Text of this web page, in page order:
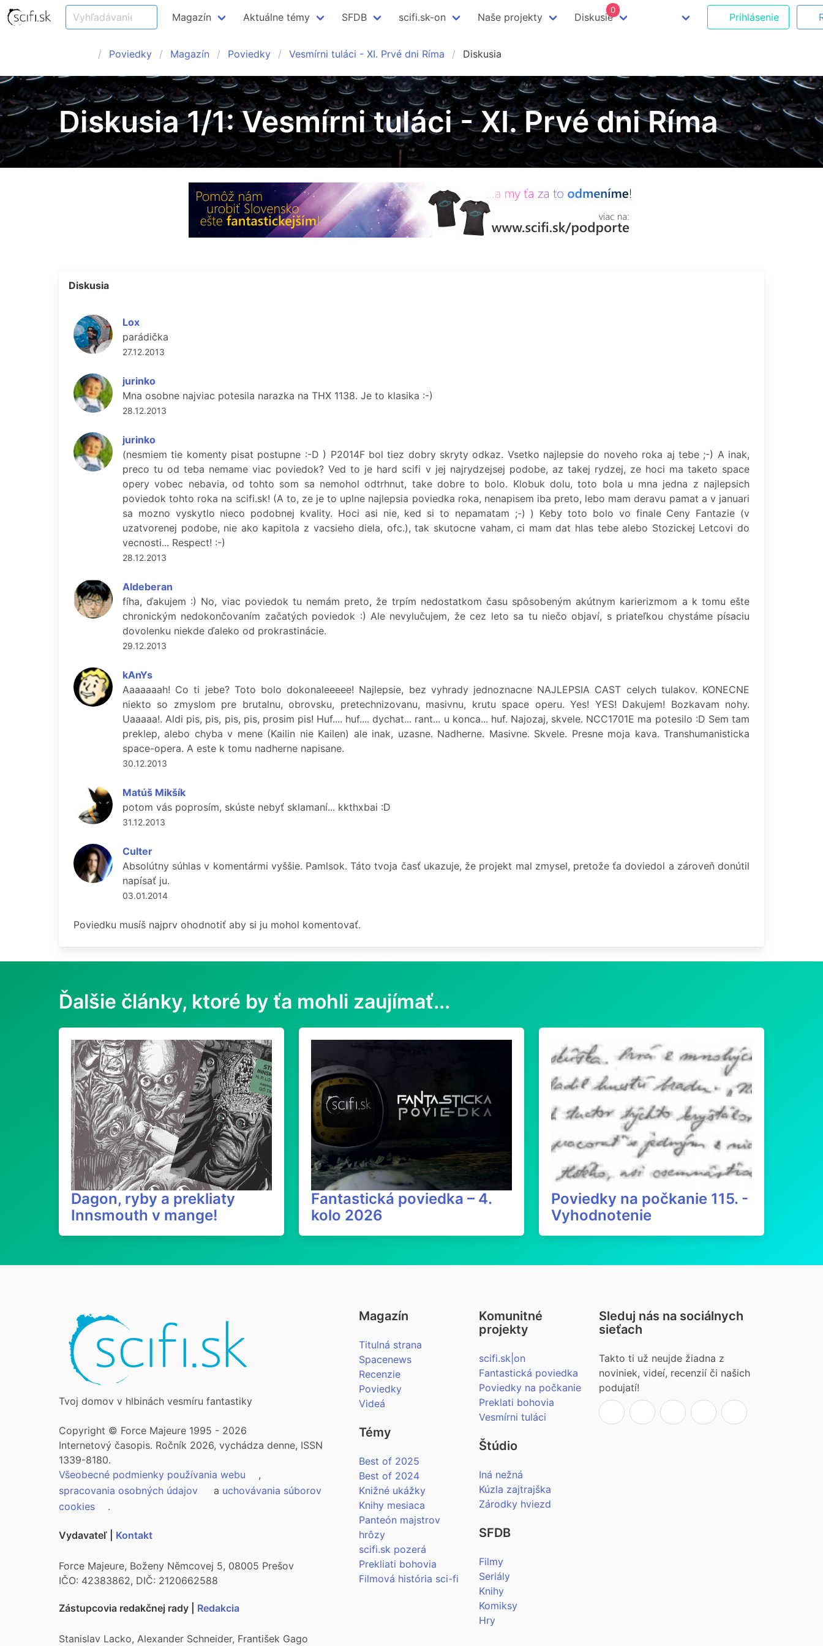
Magazín Aktuálne témy SFDB scifi.sk-on Naše projekty Diskusie
0
Prihlásenie
Poviedky Magazín Poviedky Vesmírni tuláci - XI. Prvé dni Ríma Diskusia
Diskusia 1/1: Vesmírni tuláci - XI. Prvé dni Ríma
Diskusia
Lox
parádička
27.12.2013
jurinko
Mna osobne najviac potesila narazka na THX 1138. Je to klasika :-)
28.12.2013
jurinko
(nesmiem tie komenty pisat postupne :-D ) P2014F bol tiez dobry skryty odkaz. Vsetko najlepsie do noveho roka aj tebe ;-) A inak,
preco tu od teba nemame viac poviedok? Ved to je hard scifi v jej najrydzejsej podobe, az takej rydzej, ze hoci ma taketo space
opery vobec nebavia, od tohto som sa nemohol odtrhnut, take dobre to bolo. Klobuk dolu, toto bola u mna jedna z najlepsich
poviedok tohto roka na scifi.sk! (A to, ze je to uplne najlepsia poviedka roka, nenapisem iba preto, lebo mam deravu pamat a v januari
sa mozno vyskytlo nieco podobnej kvality. Hoci asi nie, ked si to nepamatam ;-) ) Keby toto bolo vo finale Ceny Fantazie (v
uzatvorenej podobe, nie ako kapitola z vacsieho diela, ofc.), tak skutocne vaham, ci mam dat hlas tebe alebo Stozickej Letcovi do
vecnosti... Respect! :-)
28.12.2013
Aldeberan
fíha, ďakujem :) No, viac poviedok tu nemám preto, že trpím nedostatkom času spôsobeným akútnym karierizmom a k tomu ešte
chronickým nedokončovaním začatých poviedok :) Ale nevylučujem, že cez leto sa tu niečo objaví, s priateľkou chystáme písaciu
dovolenku niekde ďaleko od prokrastinácie.
29.12.2013
kAnYs
Aaaaaaah! Co ti jebe? Toto bolo dokonaleeeee! Najlepsie, bez vyhrady jednoznacne NAJLEPSIA CAST celych tulakov. KONECNE
niekto so zmyslom pre brutalnu, obrovsku, pretechnizovanu, masivnu, krutu space operu. Yes! YES! Dakujem! Bozkavam nohy.
Uaaaaa!. Aldi pis, pis, pis, pis, prosim pis! Huf.... huf.... dychat... rant... u konca... huf. Najozaj, skvele. NCC1701E ma potesilo :D Sem tam
preklep, alebo chyba v mene (Kailin nie Kailen) ale inak, uzasne. Nadherne. Masivne. Skvele. Presne moja kava. Transhumanisticka
space-opera. A este k tomu nadherne napisane.
30.12.2013
Matúš Mikšík
potom vás poprosím, skúste nebyť sklamaní... kkthxbai :D
31.12.2013
Culter
Absolútny súhlas v komentármi vyššie. Pamlsok. Táto tvoja časť ukazuje, že projekt mal zmysel, pretože ťa doviedol a zároveň donútil
napísať ju.
03.01.2014
Poviedku musíš najprv ohodnotiť aby si ju mohol komentovať.
Ďalšie články, ktoré by ťa mohli zaujímať...
Dagon, ryby a prekliaty
Innsmouth v mange!
Fantastická poviedka – 4.
kolo 2026
Poviedky na počkanie 115. -
Vyhodnotenie
Tvoj domov v hlbinách vesmíru fantastiky
Copyright © Force Majeure 1995 - 2026
Internetový časopis. Ročník 2026, vychádza denne, ISSN
1339-8180.
Všeobecné podmienky používania webu
,
spracovania osobných údajov
a uchovávania súborov
cookies
.
Vydavateľ | Kontakt
Force Majeure, Boženy Němcovej 5, 08005 Prešov
IČO: 42383862, DIČ: 2120662588
Zástupcovia redakčnej rady | Redakcia
Stanislav Lacko, Alexander Schneider, František Gago
Magazín
Titulná strana
Spacenews
Recenzie
Poviedky
Videá
Témy
Best of 2025
Best of 2024
Knižné ukážky
Knihy mesiaca
Panteón majstrov
hrôzy
scifi.sk pozerá
Prekliati bohovia
Filmová história sci-fi
Komunitné
projekty
scifi.sk|on
Fantastická poviedka
Poviedky na počkanie
Preklati bohovia
Vesmírni tuláci
Štúdio
Iná nežná
Kúzla zajtrajška
Zárodky hviezd
SFDB
Filmy
Seriály
Knihy
Komiksy
Hry
Sleduj nás na sociálnych
sieťach
Takto ti už neujde žiadna z
noviniek, videí, recenzií či našich
podujatí!